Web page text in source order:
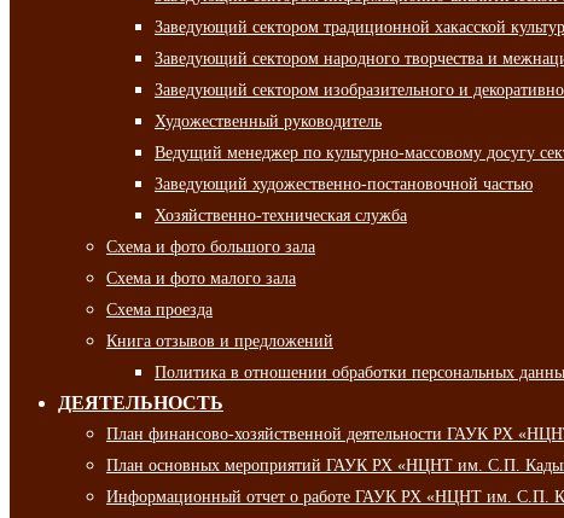
Заведующий сектором традиционной хакасской
Заведующий сектором народного творчества и
Заведующий сектором изобразительного и
Художественный руководитель
Ведущий менеджер по культурно-массовому досугу
Заведующий художественно-постановочной частью
Хозяйственно-техническая служба
Схема и фото большого зала
Схема и фото малого зала
Схема проезда
Книга отзывов и предложений
Политика в отношении обработки персональных
ДЕЯТЕЛЬНОСТЬ
План финансово-хозяйственной деятельности ГАУК РХ
План основных мероприятий ГАУК РХ «НЦНТ им. С.П.
Информационный отчет о работе ГАУК РХ «НЦНТ им. С.П.